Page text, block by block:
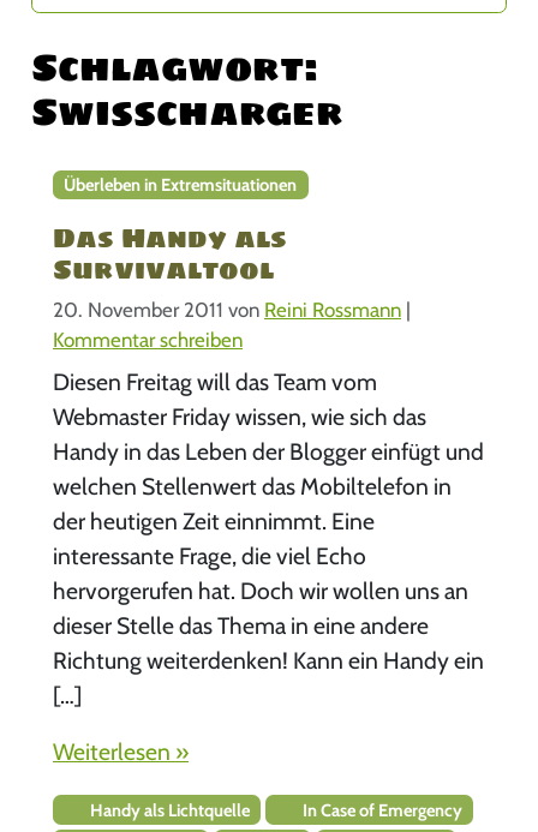
Schlagwort:
Swisscharger
Überleben in Extremsituationen
Das Handy als
Survivaltool
20. November 2011 von Reini Rossmann |
Kommentar schreiben
Diesen Freitag will das Team vom
Webmaster Friday wissen, wie sich das
Handy in das Leben der Blogger einfügt und
welchen Stellenwert das Mobiltelefon in
der heutigen Zeit einnimmt. Eine
interessante Frage, die viel Echo
hervorgerufen hat. Doch wir wollen uns an
dieser Stelle das Thema in eine andere
Richtung weiterdenken! Kann ein Handy ein
[…]
Weiterlesen »
Handy als Lichtquelle
In Case of Emergency